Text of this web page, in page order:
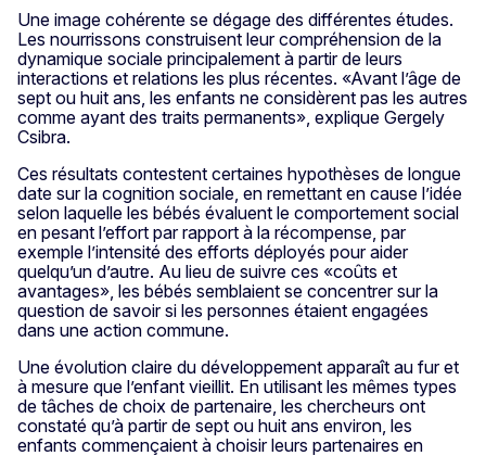
Une image cohérente se dégage des différentes études.
Les nourrissons construisent leur compréhension de la
dynamique sociale principalement à partir de leurs
interactions et relations les plus récentes. «Avant l’âge de
sept ou huit ans, les enfants ne considèrent pas les autres
comme ayant des traits permanents», explique Gergely
Csibra.
Ces résultats contestent certaines hypothèses de longue
date sur la cognition sociale, en remettant en cause l’idée
selon laquelle les bébés évaluent le comportement social
en pesant l’effort par rapport à la récompense, par
exemple l’intensité des efforts déployés pour aider
quelqu’un d’autre. Au lieu de suivre ces «coûts et
avantages», les bébés semblaient se concentrer sur la
question de savoir si les personnes étaient engagées
dans une action commune.
Une évolution claire du développement apparaît au fur et
à mesure que l’enfant vieillit. En utilisant les mêmes types
de tâches de choix de partenaire, les chercheurs ont
constaté qu’à partir de sept ou huit ans environ, les
enfants commençaient à choisir leurs partenaires en